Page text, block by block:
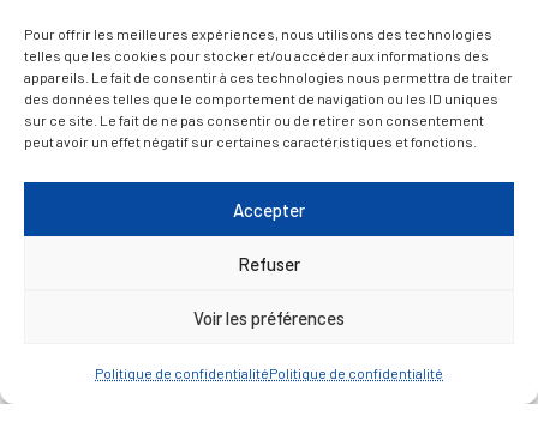
Pour offrir les meilleures expériences, nous utilisons des technologies
telles que les cookies pour stocker et/ou accéder aux informations des
appareils. Le fait de consentir à ces technologies nous permettra de traiter
des données telles que le comportement de navigation ou les ID uniques
sur ce site. Le fait de ne pas consentir ou de retirer son consentement
peut avoir un effet négatif sur certaines caractéristiques et fonctions.
Accepter
Refuser
Voir les préférences
Politique de confidentialitéPolitique de confidentialité